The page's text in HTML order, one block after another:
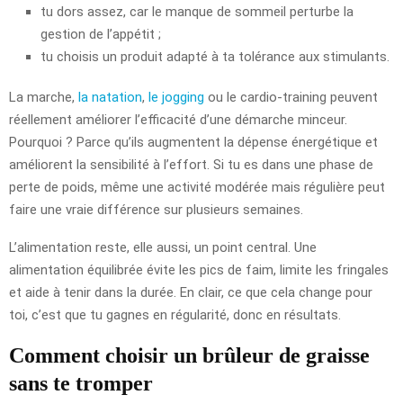
tu dors assez, car le manque de sommeil perturbe la
gestion de l’appétit ;
tu choisis un produit adapté à ta tolérance aux stimulants.
La marche, la natation, le jogging ou le cardio-training peuvent
réellement améliorer l’efficacité d’une démarche minceur.
Pourquoi ? Parce qu’ils augmentent la dépense énergétique et
améliorent la sensibilité à l’effort. Si tu es dans une phase de
perte de poids, même une activité modérée mais régulière peut
faire une vraie différence sur plusieurs semaines.
L’alimentation reste, elle aussi, un point central. Une
alimentation équilibrée évite les pics de faim, limite les fringales
et aide à tenir dans la durée. En clair, ce que cela change pour
toi, c’est que tu gagnes en régularité, donc en résultats.
Comment choisir un brûleur de graisse
sans te tromper